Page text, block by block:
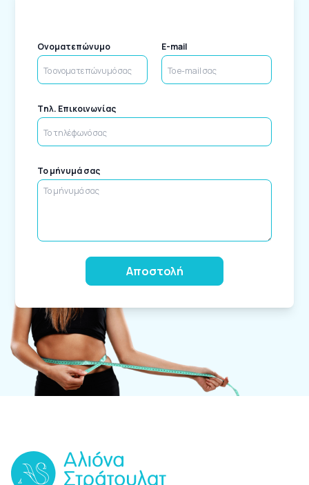
Ονοματεπώνυμο E-mail
Tηλ. Επικοινωνίας
Το μήνυμά σας